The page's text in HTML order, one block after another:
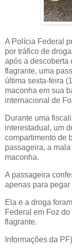
A Polícia Federal
por tráfico de
após a descoberta
flagrante, uma
última sexta-feira
maconha em sua
internacional de
Durante uma
interestadual, um
compartimento de
passageira, a
maconha.
A passageira
apenas para
Ela e a droga
Federal em Foz
flagrante.
Informações da PF)